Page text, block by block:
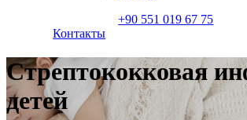
+90 551 019 67 75
Контакты
Стрептококковая
детей